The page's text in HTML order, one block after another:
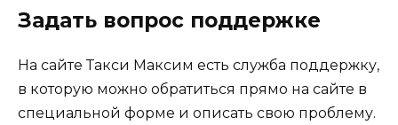
Задать вопрос поддержке
На сайте Такси Максим есть служба поддержку,
в которую можно обратиться прямо на сайте в
специальной форме и описать свою проблему.